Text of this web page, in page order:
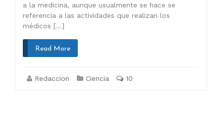
a la medicina, aunque usualmente se hace se
referencia a las actividades que realizan los
médicos […]
Read More
Redaccion Ciencia 10